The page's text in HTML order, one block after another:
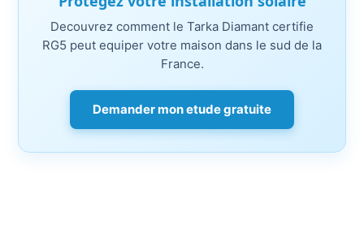
Decouvrez comment le Tarka Diamant certifie
RG5 peut equiper votre maison dans le sud de la
France.
Demander mon etude gratuite